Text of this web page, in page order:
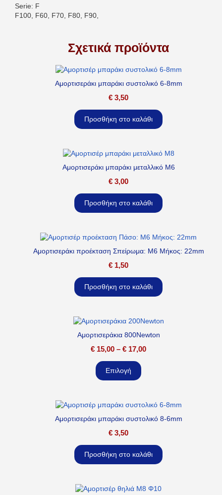
Serie: F
F100, F60, F70, F80, F90,
Σχετικά προϊόντα
Αμορτισεράκι μπαράκι συστολικό 6-8mm
€ 3,50
Προσθήκη στο καλάθι
Αμορτισεράκι μπαράκι μεταλλικό M6
€ 3,00
Προσθήκη στο καλάθι
Αμορτισεράκι προέκταση Σπείρωμα: M6 Μήκος: 22mm
€ 1,50
Προσθήκη στο καλάθι
Αμορτισεράκια 800Newton
€ 15,00 – € 17,00
Επιλογή
Αμορτισεράκι μπαράκι συστολικό 8-6mm
€ 3,50
Προσθήκη στο καλάθι